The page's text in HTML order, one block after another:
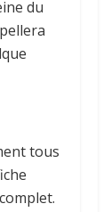
du
tous